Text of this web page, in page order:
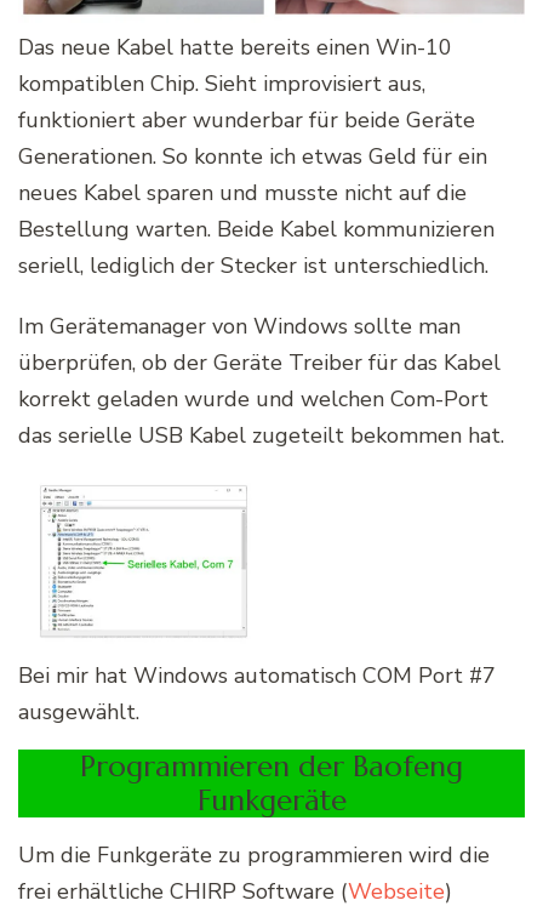
Das neue Kabel hatte bereits einen Win-10
kompatiblen Chip. Sieht improvisiert aus,
funktioniert aber wunderbar für beide Geräte
Generationen. So konnte ich etwas Geld für ein
neues Kabel sparen und musste nicht auf die
Bestellung warten. Beide Kabel kommunizieren
seriell, lediglich der Stecker ist unterschiedlich.
Im Gerätemanager von Windows sollte man
überprüfen, ob der Geräte Treiber für das Kabel
korrekt geladen wurde und welchen Com-Port
das serielle USB Kabel zugeteilt bekommen hat.
Bei mir hat Windows automatisch COM Port #7
ausgewählt.
Programmieren der Baofeng
Funkgeräte
Um die Funkgeräte zu programmieren wird die
frei erhältliche CHIRP Software (Webseite)